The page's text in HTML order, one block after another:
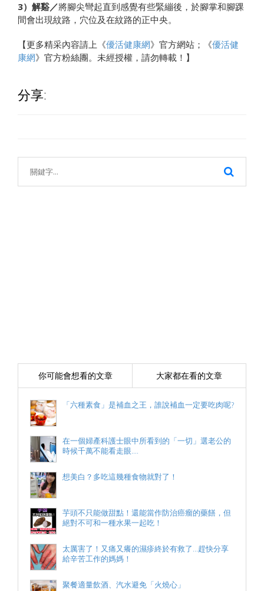
3）解谿／將腳尖彎起直到感覺有些緊繃後，於腳掌和腳踝
間會出現紋路，穴位及在紋路的正中央。
【更多精采內容請上《優活健康網》官方網站；《優活健
康網》官方粉絲團。未經授權，請勿轉載！】
分享:
你可能會想看的文章 大家都在看的文章
「六種素食」是補血之王，誰說補血一定要吃肉呢?
在一個婦產科護士眼中所看到的「一切」選老公的
時候千萬不能看走眼....
想美白？多吃這幾種食物就對了！
芋頭不只能做甜點！還能當作防治癌瘤的藥饍，但
絕對不可和一種水果一起吃！
太厲害了！又痛又癢的濕疹終於有救了...趕快分享
給辛苦工作的媽媽！
聚餐適量飲酒、汽水避免「火燒心」